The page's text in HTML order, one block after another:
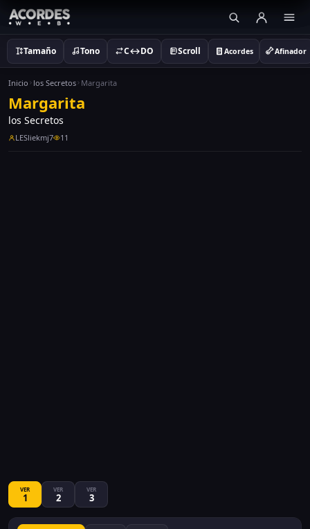
Tamaño Tono C↔DO Scroll Acordes Afinador
Inicio los Secretos Margarita
Margarita
los Secretos
LESliekmj7 11
VER
1
VER
2
VER
3